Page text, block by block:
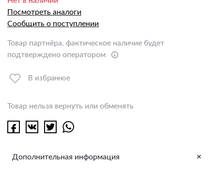
Посмотреть аналоги
Сообщить о поступлении
Товар партнёра, фактическое наличие будет
подтверждено оператором
В избранное
Товар нельзя вернуть или обменять
Дополнительная информация +